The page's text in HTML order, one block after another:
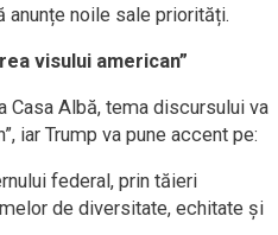
noile sale priorități.
visului american”
Casa Albă, tema discursului va
iar Trump va pune accent pe:
federal, prin tăieri
de diversitate, echitate și